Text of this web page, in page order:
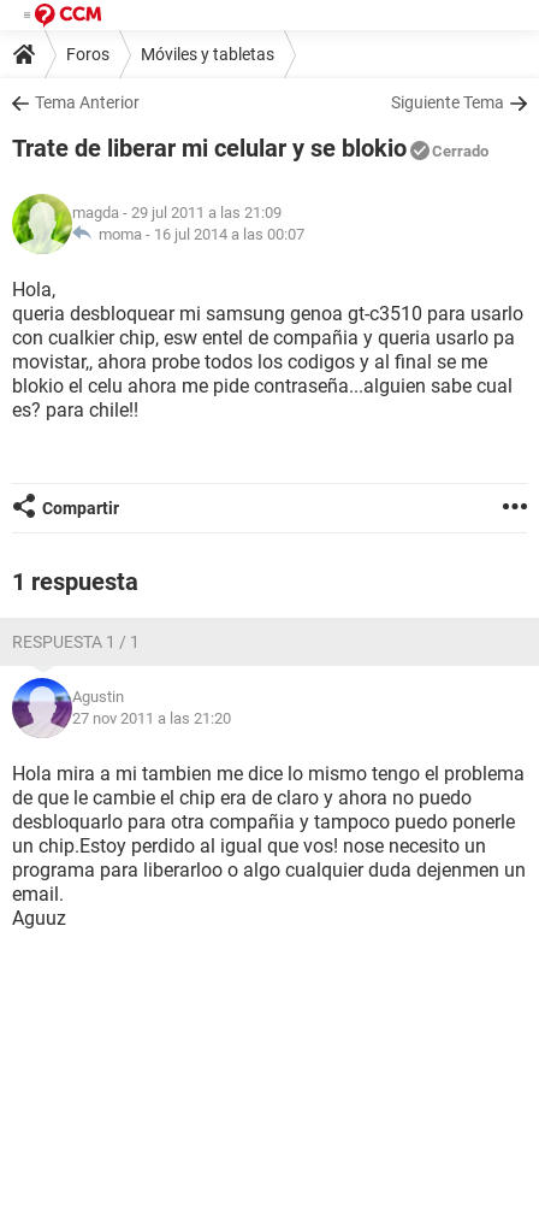
Foros Móviles y tabletas
Tema Anterior Siguiente Tema
Trate de liberar mi celular y se blokio Cerrado
magda - 29 jul 2011 a las 21:09
moma - 16 jul 2014 a las 00:07
Hola,
queria desbloquear mi samsung genoa gt-c3510 para usarlo
con cualkier chip, esw entel de compañia y queria usarlo pa
movistar,, ahora probe todos los codigos y al final se me
blokio el celu ahora me pide contraseña...alguien sabe cual
es? para chile!!
Compartir
1 respuesta
RESPUESTA 1 / 1
Agustin
27 nov 2011 a las 21:20
Hola mira a mi tambien me dice lo mismo tengo el problema
de que le cambie el chip era de claro y ahora no puedo
desbloquarlo para otra compañia y tampoco puedo ponerle
un chip.Estoy perdido al igual que vos! nose necesito un
programa para liberarloo o algo cualquier duda dejenmen un
email.
Aguuz